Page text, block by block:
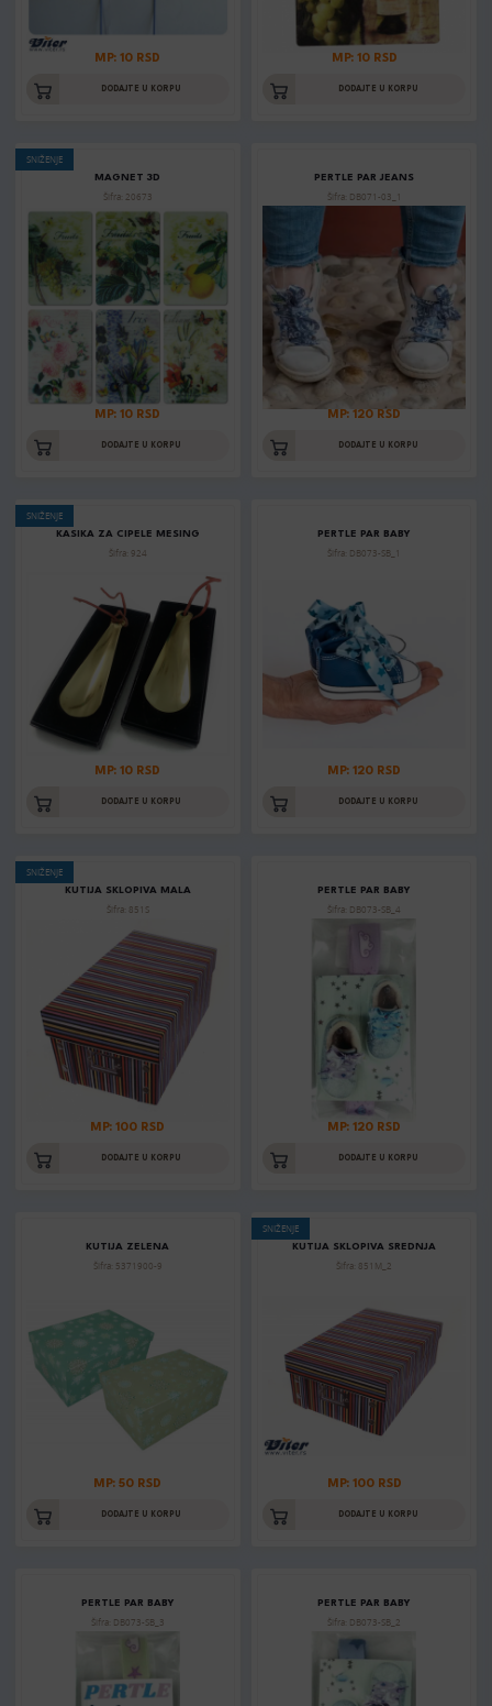
MP: 10 RSD
DODAJTE U KORPU
MP: 10 RSD
DODAJTE U KORPU
SNIŽENJE
MAGNET 3D
Šifra: 20673
MP: 10 RSD
DODAJTE U KORPU
PERTLE PAR JEANS
Šifra: DB071-03_1
MP: 120 RSD
DODAJTE U KORPU
SNIŽENJE
KASIKA ZA CIPELE MESING
Šifra: 924
MP: 10 RSD
DODAJTE U KORPU
PERTLE PAR BABY
Šifra: DB073-SB_1
MP: 120 RSD
DODAJTE U KORPU
SNIŽENJE
KUTIJA SKLOPIVA MALA
Šifra: 851S
MP: 100 RSD
DODAJTE U KORPU
PERTLE PAR BABY
Šifra: DB073-SB_4
MP: 120 RSD
DODAJTE U KORPU
KUTIJA ZELENA
Šifra: 5371900-9
MP: 50 RSD
DODAJTE U KORPU
SNIŽENJE
KUTIJA SKLOPIVA SREDNJA
Šifra: 851M_2
MP: 100 RSD
DODAJTE U KORPU
PERTLE PAR BABY
Šifra: DB073-SB_3
PERTLE PAR BABY
Šifra: DB073-SB_2